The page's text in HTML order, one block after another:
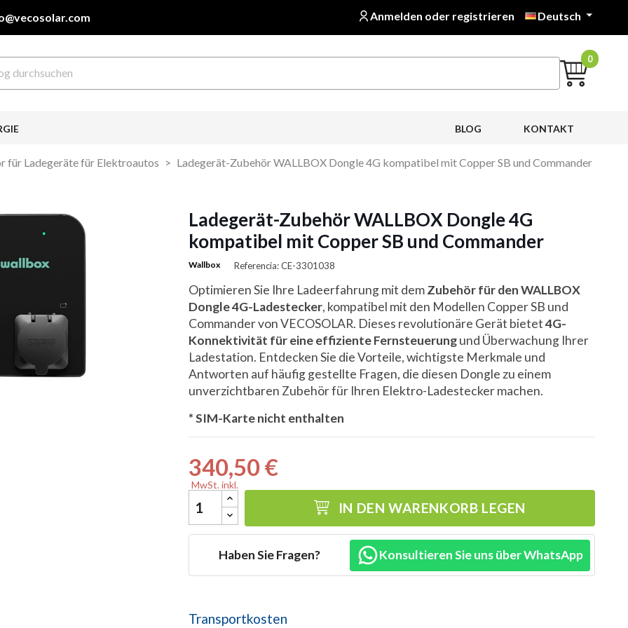
Anmelden oder registrieren Deutsch 
0
KONTAKT
BLOG
für Ladegeräte für Elektroautos Ladegerät-Zubehör WALLBOX Dongle 4G kompatibel mit Copper SB und Commander
Ladegerät-Zubehör WALLBOX Dongle 4G
kompatibel mit Copper SB und Commander
Wallbox Referencia: CE-3301038
Optimieren Sie Ihre Ladeerfahrung mit demZubehör für den WALLBOX
Dongle 4G-Ladestecker, kompatibel mit den Modellen Copper SB und
Commander von VECOSOLAR. Dieses revolutionäre Gerät bietet4G-
Konnektivität für eine effiziente Fernsteuerungund Überwachung Ihrer
Ladestation. Entdecken Sie die Vorteile, wichtigste Merkmale und
Antworten auf häufig gestellte Fragen, die diesen Dongle zu einem
unverzichtbaren Zubehör für Ihren Elektro-Ladestecker machen.
* SIM-Karte nicht enthalten
340,50 €
MwSt. inkl.
IN DEN WARENKORB LEGEN
Haben Sie Fragen? Konsultieren Sie uns über WhatsApp
Transportkosten